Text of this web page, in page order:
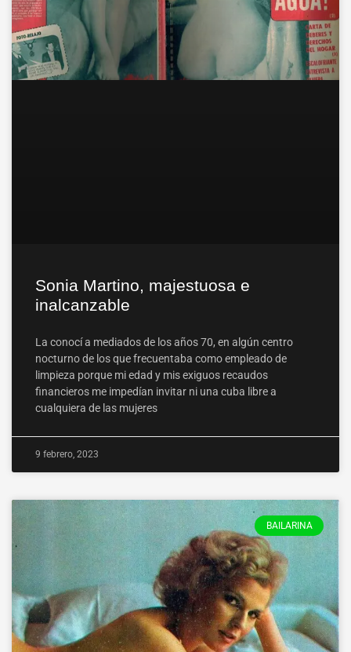
Sonia Martino, majestuosa e
inalcanzable
La conocí a mediados de los años 70, en algún centro
nocturno de los que frecuentaba como empleado de
limpieza porque mi edad y mis exiguos recaudos
financieros me impedían invitar ni una cuba libre a
cualquiera de las mujeres
9 febrero, 2023
BAILARINA